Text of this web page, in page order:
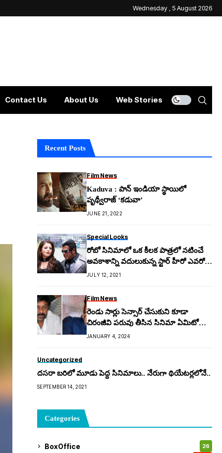
Wednesday , 5 August 2026
Contact Us About Us Web Stories
Recent Posts
Film News
Kaduva : పాన్ ఇండియా స్థాయిలో
పృథ్వీరాజ్ ‘కడువా’
JUNE 21, 2022
Special Looks
రోబో సినిమాలో ఒక కీలక పాత్రలో నటించే
అవకాశాన్ని వదులుకున్న స్టార్ హీరో ఎవరో
తెలుసా?
JULY 12, 2021
Film News
రెండు సార్లు సెన్సార్ చేసుకుని కూడా
చిరంజీవి పరువు తీసిన సినిమా ఏమిటో
తెలుసా..!?
JANUARY 4, 2024
Uncategorized
ద‌స‌రా బ‌రిలో మూడు పెద్ద సినిమాలు.. నేరుగా థియేట‌ర్ల‌లోనే..
SEPTEMBER 14, 2021
Categories
BoxOffice 26